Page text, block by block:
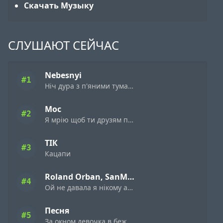
Скачать Музыку
СЛУШАЮТ СЕЙЧАС
#1 Nebesnyi
Ніч дура з п'яними туманами
#2 Мос
Я мрію щоб ти друзям пісню цю поставила
#3 ТІК
Кацапи
#4 Roland Orban, SanMia
Ой не давала я нiкому а дала я нiмому
#5 Песня